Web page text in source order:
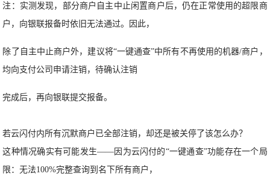
注：实测发现，部分商户自主中止闲置商户后，仍在正常使用的超限商
户，向银联报备时依旧无法通过。因此，
除了自主中止商户外，建议将“一键通查”中所有不再使用的机器/商户，
均向支付公司申请注销，待确认注销
完成后，再向银联提交报备。
若云闪付内所有沉默商户已全部注销，却还是被关停了该怎么办？
这种情况确实有可能发生——因为云闪付的“一键通查”功能存在一个局
限：无法100%完整查询到名下所有商户，